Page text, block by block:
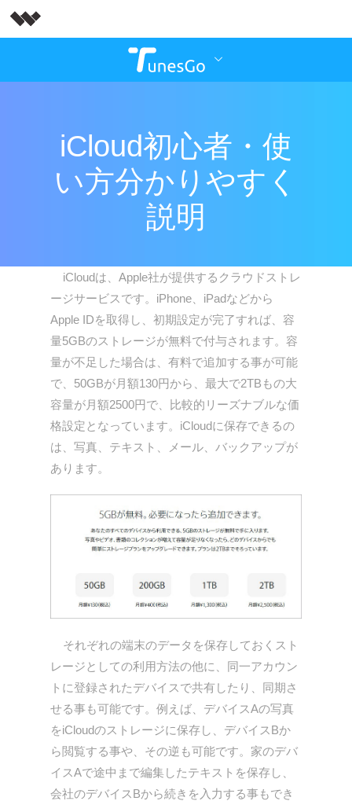
iCloud初心者・使
い方分かりやすく
説明
iCloudは、Apple社が提供するクラウドストレ
ージサービスです。iPhone、iPadなどから
Apple IDを取得し、初期設定が完了すれば、容
量5GBのストレージが無料で付与されます。容
量が不足した場合は、有料で追加する事が可能
で、50GBが月額130円から、最大で2TBもの大
容量が月額2500円で、比較的リーズナブルな価
格設定となっています。iCloudに保存できるの
は、写真、テキスト、メール、バックアップが
あります。
それぞれの端末のデータを保存しておくスト
レージとしての利用方法の他に、同一アカウン
トに登録されたデバイスで共有したり、同期さ
せる事も可能です。例えば、デバイスAの写真
をiCloudのストレージに保存し、デバイスBか
ら閲覧する事や、その逆も可能です。家のデバ
イスAで途中まで編集したテキストを保存し、
会社のデバイスBから続きを入力する事もでき